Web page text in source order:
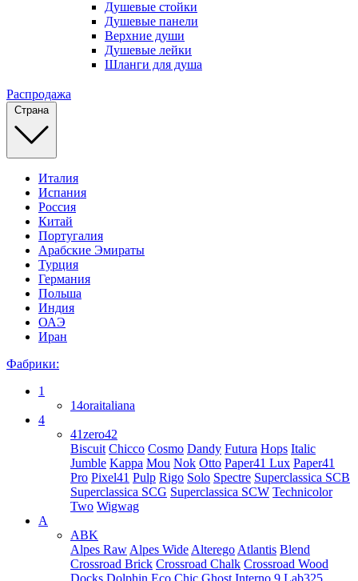
Душевые стойки
Душевые панели
Верхние души
Душевые лейки
Шланги для душа
Распродажа
Страна
Италия
Испания
Россия
Китай
Португалия
Арабские Эмираты
Турция
Германия
Польша
Индия
ОАЭ
Иран
Фабрики:
1
14oraitaliana
4
41zero42
Biscuit Chicco Cosmo Dandy Futura Hops Italic
Jumble Kappa Mou Nok Otto Paper41 Lux Paper41
Pro Pixel41 Pulp Rigo Solo Spectre Superclassica SCB
Superclassica SCG Superclassica SCW Technicolor
Two Wigwag
A
ABK
Alpes Raw Alpes Wide Alterego Atlantis Blend
Crossroad Brick Crossroad Chalk Crossroad Wood